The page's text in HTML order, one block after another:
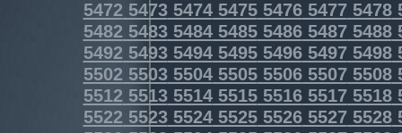
5472547354745475547654775478
5482548354845485548654875488
5492549354945495549654975498
5502550355045505550655075508
5512551355145515551655175518
5522552355245525552655275528